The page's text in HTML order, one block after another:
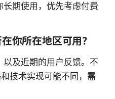
期使用，优先考虑付费
你所在地区可用？
及近期的用户反馈。不
技术实现可能不同，需